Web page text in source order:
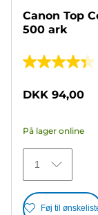
Canon Top
500 ark
4.4
af
stjerner.
27
anmeldelser
DKK 94,00
På lager online
1
Føj til